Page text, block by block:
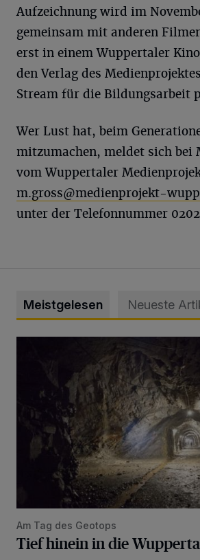
Aufzeichnung wird im
gemeinsam mit anderen
erst in einem Wuppertaler
den Verlag des
Stream für die Bildungsarbeit
Wer Lust hat, beim
mitzumachen, meldet sich bei
vom Wuppertaler
m.gross@medienprojekt-
unter der Telefonnummer
Meistgelesen Neueste
Am Tag des Geotops
Tief hinein in die